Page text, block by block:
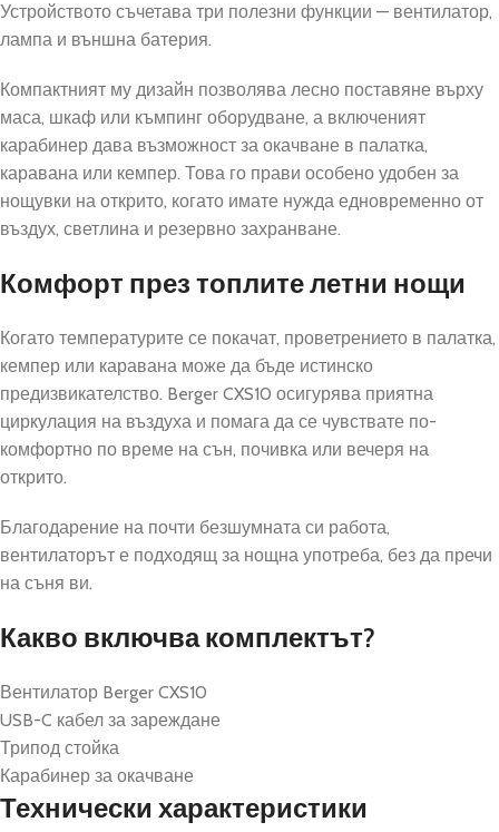
Устройството съчетава три полезни функции — вентилатор,
лампа и външна батерия.
Компактният му дизайн позволява лесно поставяне върху
маса, шкаф или къмпинг оборудване, а включеният
карабинер дава възможност за окачване в палатка,
каравана или кемпер. Това го прави особено удобен за
нощувки на открито, когато имате нужда едновременно от
въздух, светлина и резервно захранване.
Комфорт през топлите летни нощи
Когато температурите се покачат, проветрението в палатка,
кемпер или каравана може да бъде истинско
предизвикателство. Berger CXS10 осигурява приятна
циркулация на въздуха и помага да се чувствате по-
комфортно по време на сън, почивка или вечеря на
открито.
Благодарение на почти безшумната си работа,
вентилаторът е подходящ за нощна употреба, без да пречи
на съня ви.
Какво включва комплектът?
Вентилатор Berger CXS10
USB-C кабел за зареждане
Трипод стойка
Карабинер за окачване
Технически характеристики